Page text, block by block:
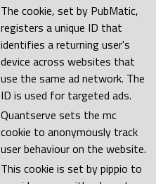
The cookie, set by PubMatic,
registers a unique ID that
identifies a returning user's
device across websites that
use the same ad network. The
ID is used for targeted ads.
Quantserve sets the mc
cookie to anonymously track
user behaviour on the website.
This cookie is set by pippio to